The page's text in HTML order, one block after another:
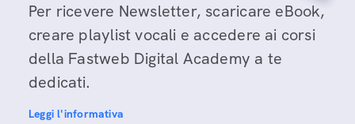
Per ricevere Newsletter, scaricare eBook,
creare playlist vocali e accedere ai corsi
della Fastweb Digital Academy a te
dedicati.
Leggi l'informativa